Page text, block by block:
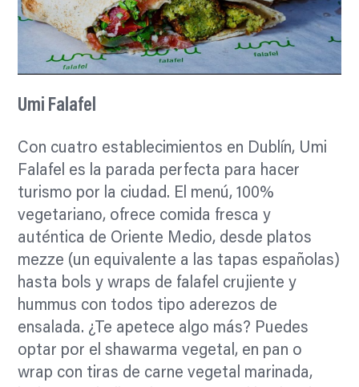
Umi Falafel
Con cuatro establecimientos en Dublín, Umi
Falafel es la parada perfecta para hacer
turismo por la ciudad. El menú, 100%
vegetariano, ofrece comida fresca y
auténtica de Oriente Medio, desde platos
mezze (un equivalente a las tapas españolas)
hasta bols y wraps de falafel crujiente y
hummus con todos tipo aderezos de
ensalada. ¿Te apetece algo más? Puedes
optar por el shawarma vegetal, en pan o
wrap con tiras de carne vegetal marinada,